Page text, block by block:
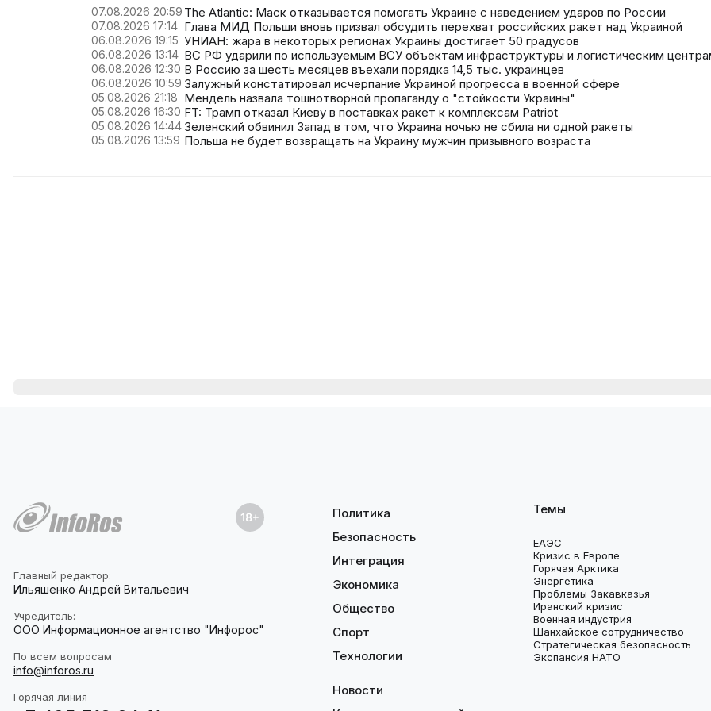
07.08.2026 20:59 The Atlantic: Маск отказывается помогать Украине с наведением ударов по России
07.08.2026 17:14 Глава МИД Польши вновь призвал обсудить перехват российских ракет над Украиной
06.08.2026 19:15 УНИАН: жара в некоторых регионах Украины достигает 50 градусов
06.08.2026 13:14 ВС РФ ударили по используемым ВСУ объектам инфраструктуры и логистическим
06.08.2026 12:30 В Россию за шесть месяцев въехали порядка 14,5 тыс. украинцев
06.08.2026 10:59 Залужный констатировал исчерпание Украиной прогресса в военной сфере
05.08.2026 21:18 Мендель назвала тошнотворной пропаганду о "стойкости Украины"
05.08.2026 16:30 FT: Трамп отказал Киеву в поставках ракет к комплексам Patriot
05.08.2026 14:44 Зеленский обвинил Запад в том, что Украина ночью не сбила ни одной ракеты
05.08.2026 13:59 Польша не будет возвращать на Украину мужчин призывного возраста
Главный редактор:
Ильяшенко Андрей Витальевич
Учредитель:
ООО Информационное агентство "Инфорос"
По всем вопросам
info@inforos.ru
Горячая линия
Политика
Безопасность
Интеграция
Экономика
Общество
Спорт
Технологии
Новости
Темы
ЕАЭС
Кризис в Европе
Горячая Арктика
Энергетика
Проблемы Закавказья
Иранский кризис
Военная индустрия
Шанхайское сотрудничество
Стратегическая безопасность
Экспансия НАТО